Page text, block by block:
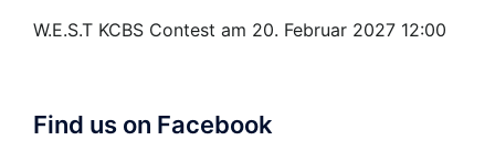
W.E.S.T KCBS Contest am 20. Februar 2027 12:00
Find us on Facebook